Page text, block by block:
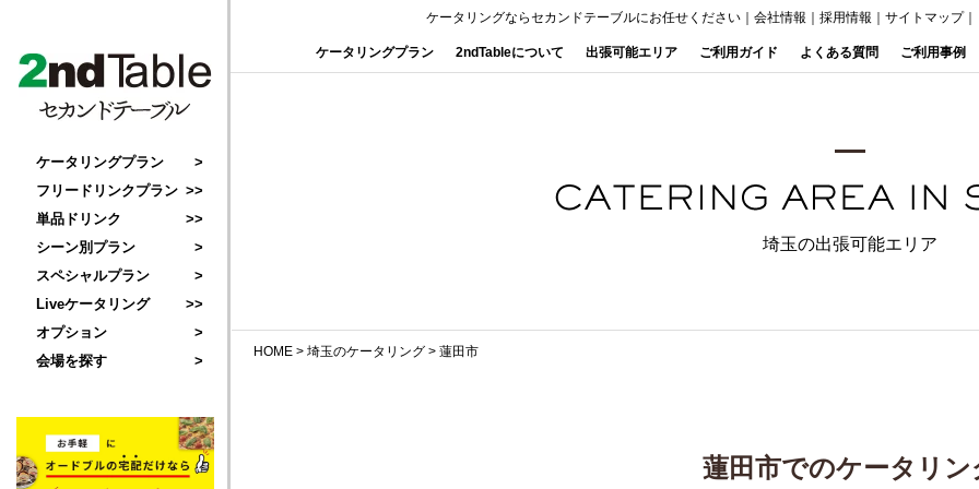
ケータリングならセカンドテーブルにお任せください 会社情報 採用情報 サイトマップ｜
ケータリングプラン 2ndTableについて 出張可能エリア ご利用ガイド よくある質問 ご利用事例
ケータリングプラン
フリードリンクプラン
単品ドリンク
シーン別プラン
スペシャルプラン
Liveケータリング
オプション
会場を探す
埼玉の出張可能エリア
HOME > 埼玉のケータリング > 蓮田市
蓮田市でのケータリン